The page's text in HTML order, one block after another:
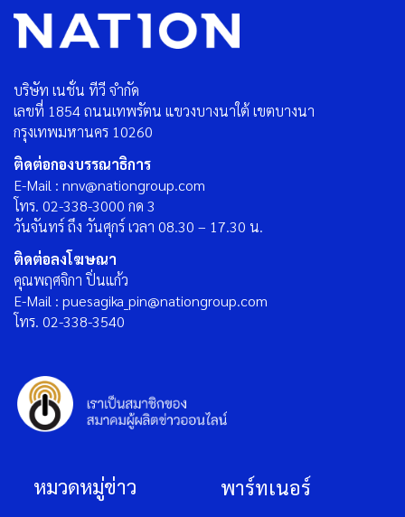
บริษัท เนชั่น ทีวี จำกัด
เลขที่ 1854 ถนนเทพรัตน แขวงบางนาใต้ เขตบางนา
กรุงเทพมหานคร 10260
ติดต่อกองบรรณาธิการ
E-Mail : nnv@nationgroup.com
โทร. 02-338-3000 กด 3
วันจันทร์ ถึง วันศุกร์ เวลา 08.30 – 17.30 น.
ติดต่อลงโฆษณา
คุณพฤศจิกา ปิ่นแก้ว
E-Mail : puesagika_pin@nationgroup.com
โทร. 02-338-3540
หมวดหมู่ข่าว พาร์ทเนอร์